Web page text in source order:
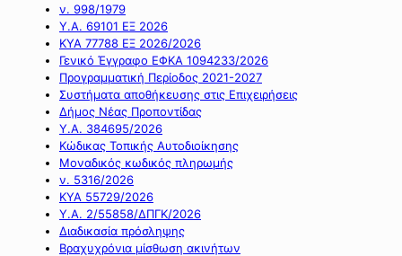
ν. 998/1979
Υ.Α. 69101 ΕΞ 2026
ΚΥΑ 77788 ΕΞ 2026/2026
Γενικό Έγγραφο ΕΦΚΑ 1094233/2026
Προγραμματική Περίοδος 2021-2027
Συστήματα αποθήκευσης στις Επιχειρήσεις
Δήμος Νέας Προποντίδας
Υ.Α. 384695/2026
Κώδικας Τοπικής Αυτοδιοίκησης
Μοναδικός κωδικός πληρωμής
ν. 5316/2026
ΚΥΑ 55729/2026
Υ.Α. 2/55858/ΔΠΓΚ/2026
Διαδικασία πρόσληψης
Βραχυχρόνια μίσθωση ακινήτων